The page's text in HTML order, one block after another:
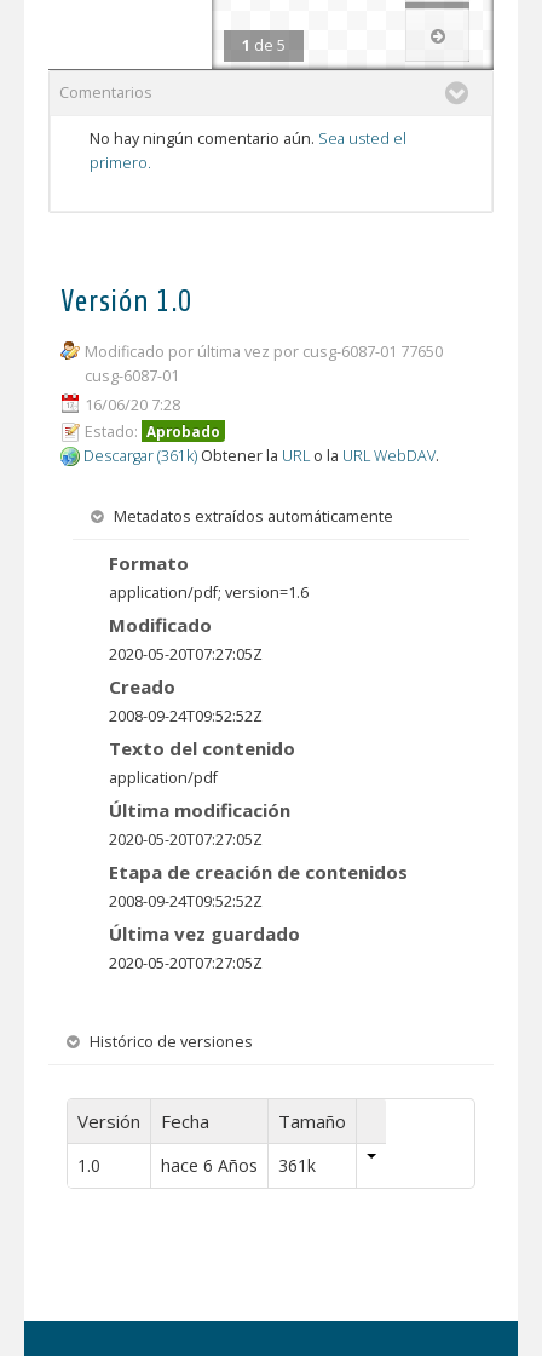
1 de 5
Comentarios
No hay ningún comentario aún. Sea usted el
primero.
Versión 1.0
Modificado por última vez por cusg-6087-01 77650
cusg-6087-01
16/06/20 7:28
Estado: Aprobado
Descargar (361k) Obtener la URL o la URL WebDAV.
Metadatos extraídos automáticamente
Formato
application/pdf; version=1.6
Modificado
2020-05-20T07:27:05Z
Creado
2008-09-24T09:52:52Z
Texto del contenido
application/pdf
Última modificación
2020-05-20T07:27:05Z
Etapa de creación de contenidos
2008-09-24T09:52:52Z
Última vez guardado
2020-05-20T07:27:05Z
Histórico de versiones
Versión Fecha Tamaño
1.0 hace 6 Años 361k